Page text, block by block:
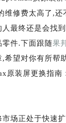
维修费太高了,还
最终还是会找
零件.下面跟随果
希望对你有所帮
原装屏更换指南
场正处于快速